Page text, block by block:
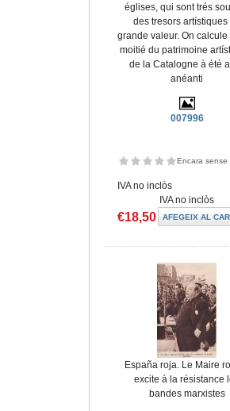
églises, qui sont trés
des tresors artístiques
grande valeur. On calcule
moitié du patrimoine
de la Catalogne à été
anéanti
007996
Encara sense
IVA no inclòs
IVA no inclòs
€18,50
España roja. Le Maire
excite à la résistance
bandes marxistes